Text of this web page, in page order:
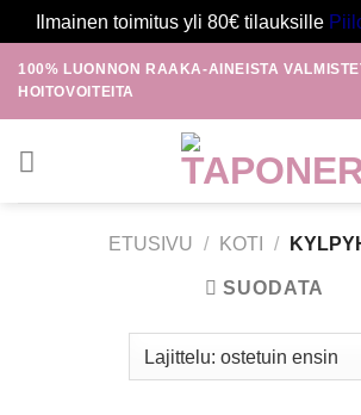
Ilmainen toimitus yli 80€ tilauksille
content
100% LUONNON RAAKA-AINEISTA
HOITOVOITEITA
ETUSIVU / KOTI /
SUODATA